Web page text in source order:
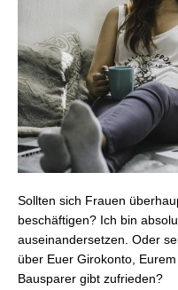
Sollten sich Frauen
beschäftigen? Ich bin
auseinandersetzen. Oder
über Euer Girokonto,
Bausparer gibt zufrieden?